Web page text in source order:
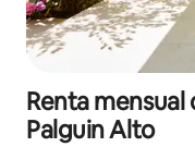
Renta
Palguin Alto